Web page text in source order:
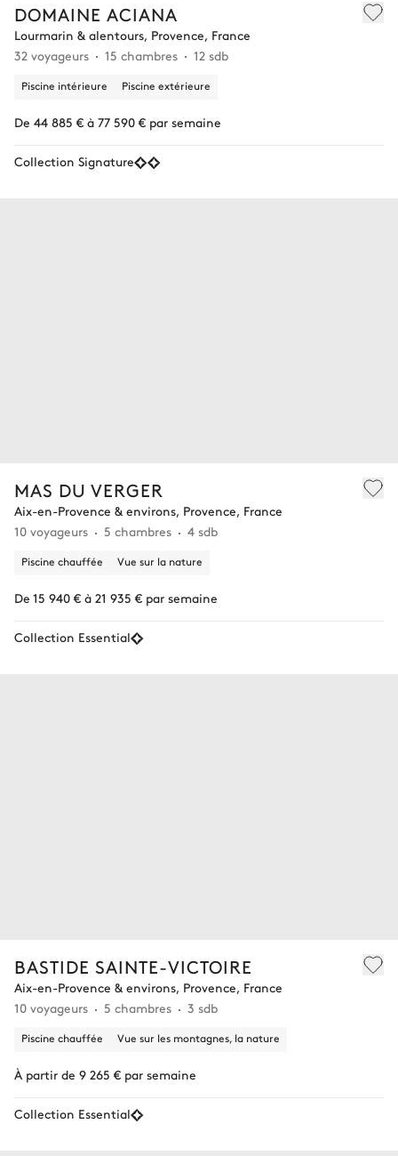
DOMAINE ACIANA
Lourmarin & alentours, Provence, France
32 voyageurs
15 chambres 12 sdb
Piscine intérieure Piscine extérieure
De 44 885 € à 77 590 € par semaine
Collection Signature
MAS DU VERGER
Aix-en-Provence & environs, Provence, France
10 voyageurs
5 chambres 4 sdb
Piscine chauffée Vue sur la nature
De 15 940 € à 21 935 € par semaine
Collection Essential
BASTIDE SAINTE-VICTOIRE
Aix-en-Provence & environs, Provence, France
10 voyageurs
5 chambres 3 sdb
Piscine chauffée Vue sur les montagnes, la nature
À partir de 9 265 € par semaine
Collection Essential